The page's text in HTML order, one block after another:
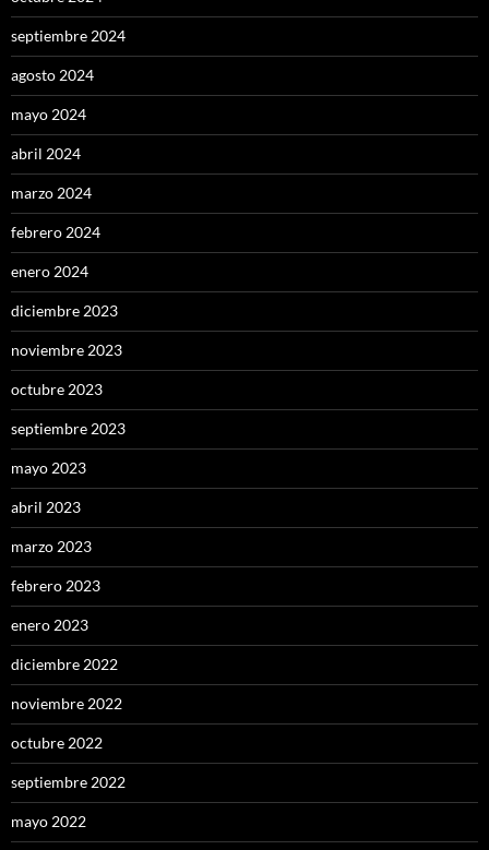
septiembre 2024
agosto 2024
mayo 2024
abril 2024
marzo 2024
febrero 2024
enero 2024
diciembre 2023
noviembre 2023
octubre 2023
septiembre 2023
mayo 2023
abril 2023
marzo 2023
febrero 2023
enero 2023
diciembre 2022
noviembre 2022
octubre 2022
septiembre 2022
mayo 2022